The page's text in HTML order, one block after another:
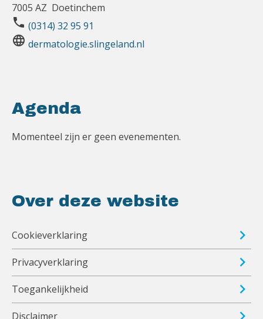
7005 AZ Doetinchem
phone (0314) 32 95 91
language dermatologie.slingeland.nl
Agenda
Momenteel zijn er geen evenementen.
Over deze website
Cookieverklaring
Privacyverklaring
Toegankelijkheid
Disclaimer